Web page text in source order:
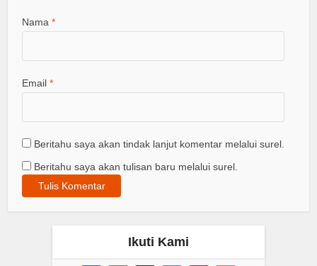
Nama*
Email*
Beritahu saya akan tindak lanjut komentar melalui surel.
Beritahu saya akan tulisan baru melalui surel.
Ikuti Kami